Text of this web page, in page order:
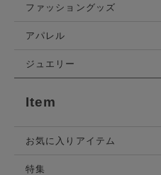
ファッショングッズ
アパレル
ジュエリー
Item
お気に入りアイテム
特集